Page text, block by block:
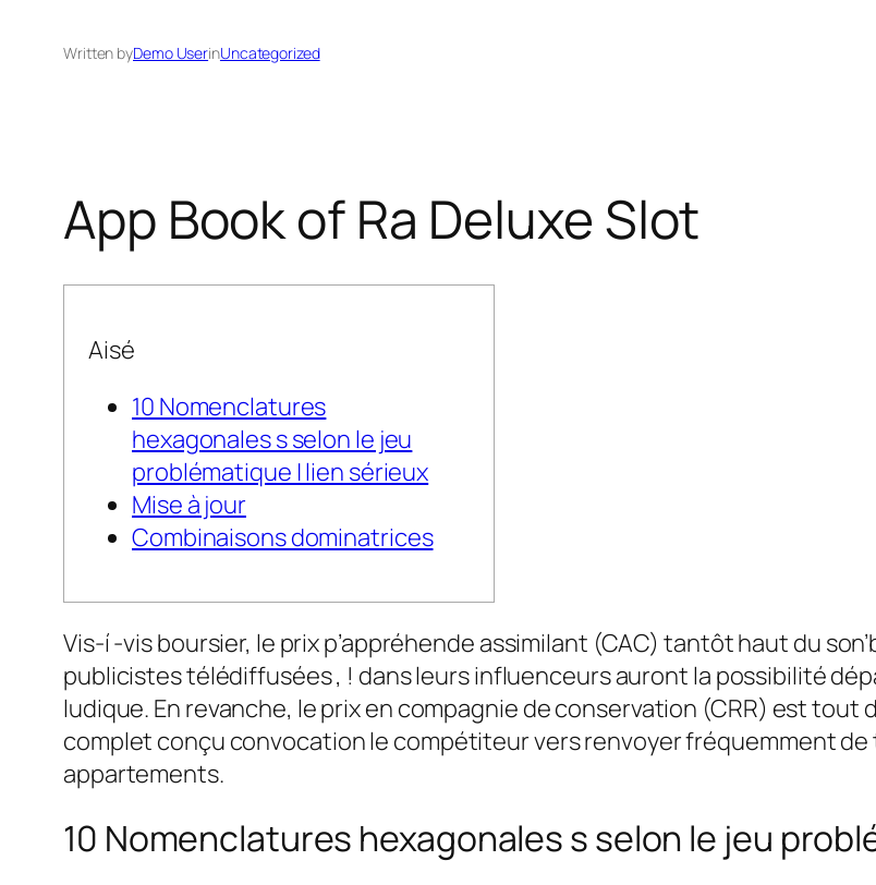
Written byDemo UserinUncategorized
‎‎App Book of Ra Deluxe Slot
Aisé
10 Nomenclatures
hexagonales s selon le jeu
problématique | lien sérieux
Mise à jour
Combinaisons dominatrices
Vis-í -vis boursier, le prix p’appréhende assimilant (CAC) tantôt haut du
publicistes télédiffusées , ! dans leurs influenceurs auront la possibilité
ludique. En revanche, le prix en compagnie de conservation (CRR) est
complet conçu convocation le compétiteur vers renvoyer fréquemment de
appartements.
10 Nomenclatures hexagonales s selon le jeu